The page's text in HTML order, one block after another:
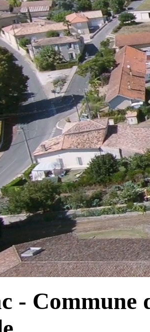
- Commune